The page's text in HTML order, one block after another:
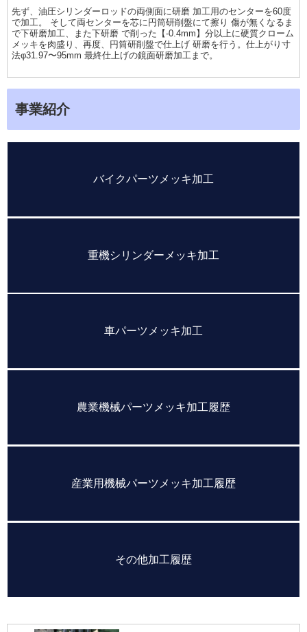
先ず、油圧シリンダーロッドの両側面に研磨 加工用のセンターを60度
で加工。 そして両センターを芯に円筒研削盤にて擦り 傷が無くなるま
で下研磨加工、また下研磨 で削った【-0.4mm】分以上に硬質クローム
メッキを肉盛り、再度、円筒研削盤で仕上げ 研磨を行う。仕上がり寸
法φ31.97〜95mm 最終仕上げの鏡面研磨加工まで。
事業紹介
バイクパーツメッキ加工
重機シリンダーメッキ加工
車パーツメッキ加工
農業機械パーツメッキ加工履歴
産業用機械パーツメッキ加工履歴
その他加工履歴